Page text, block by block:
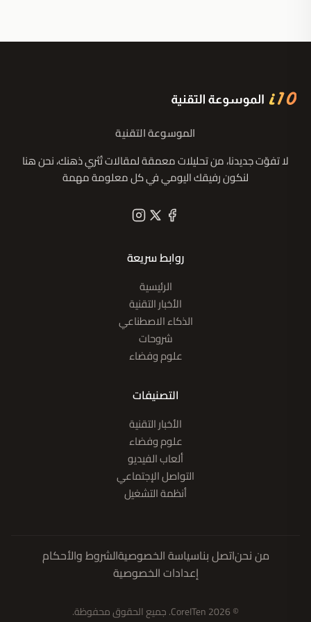
الموسوعة التقنية
لا تفوّت جديدنا، من تحليلات معمقة لمقالات تُثري ذهنك، نحن هنا
لنكون رفيقك اليومي في كل معلومة مهمة
روابط سريعة
الرئيسية
الأخبار التقنية
الذكاء الاصطناعي
شروحات
علوم وفضاء
التصنيفات
الأخبار التقنية
علوم وفضاء
ألعاب الفيديو
التواصل الإجتماعي
أنظمة التشغيل
من نحناتصل بناسياسة الخصوصيةالشروط والأحكام
إعدادات الخصوصية
© 2026 CoreITen. جميع الحقوق محفوظة.